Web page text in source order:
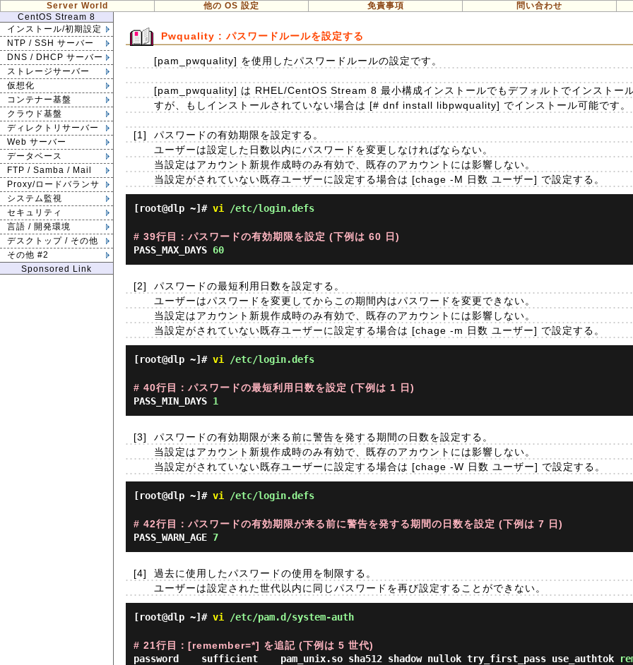
Server World 他の OS 設定 免責事項 問い合わせ
CentOS Stream 8
インストール/初期設定
NTP / SSH サーバー
DNS / DHCP サーバー
ストレージサーバー
仮想化
コンテナー基盤
クラウド基盤
ディレクトリサーバー
Web サーバー
データベース
FTP / Samba / Mail
Proxy/ロードバランサ
システム監視
セキュリティ
言語 / 開発環境
デスクトップ / その他
その他 #2
Sponsored Link
Pwquality : パスワードルールを設定する
[pam_pwquality] を使用したパスワードルールの設定です。
[pam_pwquality] は RHEL/CentOS Stream 8 最小構成インストールでもデフォルトでインストー
すが、もしインストールされていない場合は [# dnf install libpwquality] でインストール可能です。
[1]
パスワードの有効期限を設定する。
ユーザーは設定した日数以内にパスワードを変更しなければならない。
当設定はアカウント新規作成時のみ有効で、既存のアカウントには影響しない。
当設定がされていない既存ユーザーに設定する場合は [chage -M 日数 ユーザー] で設定する。
[root@dlp ~]# vi /etc/login.defs
# 39行目：パスワードの有効期限を設定 (下例は 60 日)
PASS_MAX_DAYS 60
[2]
パスワードの最短利用日数を設定する。
ユーザーはパスワードを変更してからこの期間内はパスワードを変更できない。
当設定はアカウント新規作成時のみ有効で、既存のアカウントには影響しない。
当設定がされていない既存ユーザーに設定する場合は [chage -m 日数 ユーザー] で設定する。
[root@dlp ~]# vi /etc/login.defs
# 40行目：パスワードの最短利用日数を設定 (下例は 1 日)
PASS_MIN_DAYS 1
[3]
パスワードの有効期限が来る前に警告を発する期間の日数を設定する。
当設定はアカウント新規作成時のみ有効で、既存のアカウントには影響しない。
当設定がされていない既存ユーザーに設定する場合は [chage -W 日数 ユーザー] で設定する。
[root@dlp ~]# vi /etc/login.defs
# 42行目：パスワードの有効期限が来る前に警告を発する期間の日数を設定 (下例は 7 日)
PASS_WARN_AGE 7
[4]
過去に使用したパスワードの使用を制限する。
ユーザーは設定された世代以内に同じパスワードを再び設定することができない。
[root@dlp ~]# vi /etc/pam.d/system-auth
# 21行目：[remember=*] を追記 (下例は 5 世代)
password    sufficient    pam_unix.so sha512 shadow nullok try_first_pass use_authtok